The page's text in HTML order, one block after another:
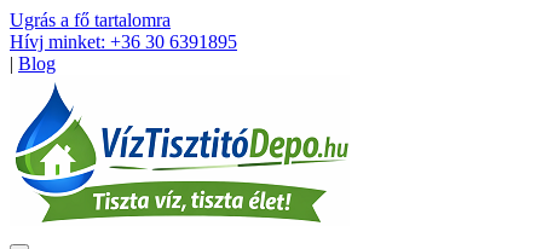
Ugrás a fő tartalomra
Hívj minket: +36 30 6391895
| Blog